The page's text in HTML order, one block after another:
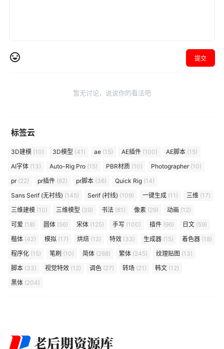
提交
暂无讨论，说说你的看法吧
标签云
3D建模 (10) 3D模型 (41) ae (15) AE插件 (100) AE脚本 (15)
AI字体 (13) Auto-Rig Pro (15) PBR材质 (10) Photographer(10)
pr(22) pr插件 (82) pr脚本 (36) Quick Rig (14)
Sans Serif (无衬线) (145) Serif (衬线) (109) 一键生成 (11) 三维 (17)
三维建模 (10) 三维模型 (39) 书法 (81) 像素 (29) 动画 (12)
可爱 (18) 圆体 (56) 宋体 (125) 手写 (100) 插件 (96) 日文 (59)
楷体 (42) 模拟 (17) 烘焙 (12) 特效 (33) 生成器 (15) 着色器 (18)
程序化 (15) 笔刷 (10) 简体 (288) 繁体 (245) 纹理贴图 (13)
脚本 (33) 视觉特效 (12) 调色 (27) 转场 (21) 韩文 (12)
黑体 (204)